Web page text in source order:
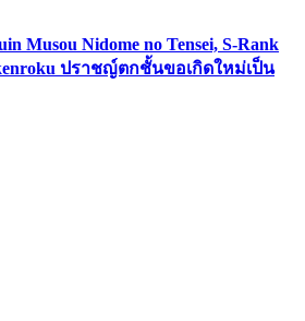
Musou Nidome no Tensei, S-Rank
ปราชญ์ตกชั้นขอเกิดใหม่เป็น